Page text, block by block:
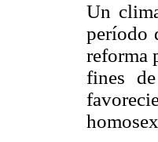
Un
período
reforma
fines